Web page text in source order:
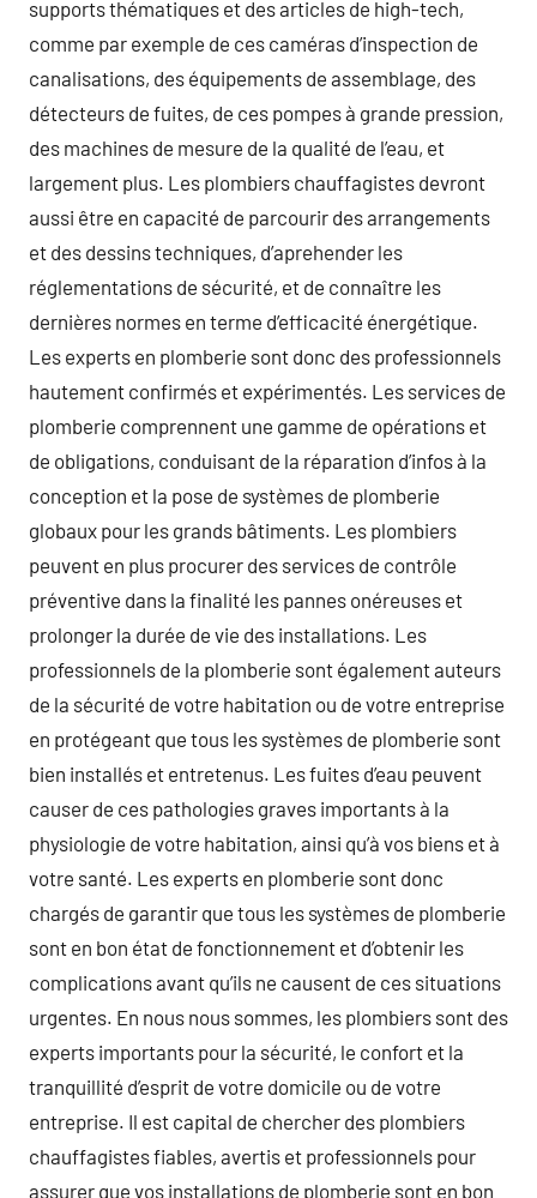
supports thématiques et des articles de high-tech,
comme par exemple de ces caméras d’inspection de
canalisations, des équipements de assemblage, des
détecteurs de fuites, de ces pompes à grande pression,
des machines de mesure de la qualité de l’eau, et
largement plus. Les plombiers chauffagistes devront
aussi être en capacité de parcourir des arrangements
et des dessins techniques, d’aprehender les
réglementations de sécurité, et de connaître les
dernières normes en terme d’efficacité énergétique.
Les experts en plomberie sont donc des professionnels
hautement confirmés et expérimentés. Les services de
plomberie comprennent une gamme de opérations et
de obligations, conduisant de la réparation d’infos à la
conception et la pose de systèmes de plomberie
globaux pour les grands bâtiments. Les plombiers
peuvent en plus procurer des services de contrôle
préventive dans la finalité les pannes onéreuses et
prolonger la durée de vie des installations. Les
professionnels de la plomberie sont également auteurs
de la sécurité de votre habitation ou de votre entreprise
en protégeant que tous les systèmes de plomberie sont
bien installés et entretenus. Les fuites d’eau peuvent
causer de ces pathologies graves importants à la
physiologie de votre habitation, ainsi qu’à vos biens et à
votre santé. Les experts en plomberie sont donc
chargés de garantir que tous les systèmes de plomberie
sont en bon état de fonctionnement et d’obtenir les
complications avant qu’ils ne causent de ces situations
urgentes. En nous nous sommes, les plombiers sont des
experts importants pour la sécurité, le confort et la
tranquillité d’esprit de votre domicile ou de votre
entreprise. Il est capital de chercher des plombiers
chauffagistes fiables, avertis et professionnels pour
assurer que vos installations de plomberie sont en bon